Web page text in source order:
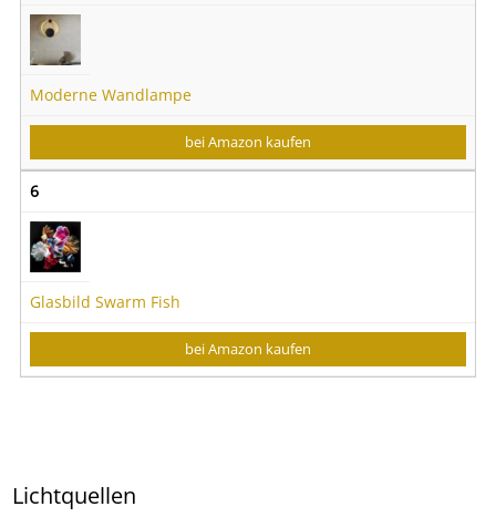
Moderne Wandlampe
bei Amazon kaufen
6
Glasbild Swarm Fish
bei Amazon kaufen
Lichtquellen